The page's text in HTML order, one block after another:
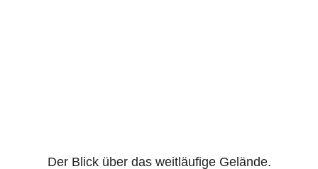
Der Blick über das weitläufige Gelände.